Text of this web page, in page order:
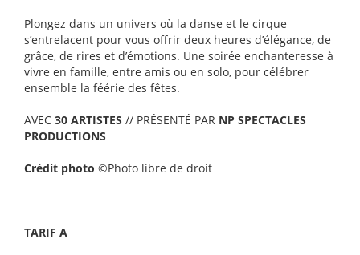
Plongez dans un univers où la danse et le cirque
s’entrelacent pour vous offrir deux heures d’élégance, de
grâce, de rires et d’émotions. Une soirée enchanteresse à
vivre en famille, entre amis ou en solo, pour célébrer
ensemble la féérie des fêtes.
AVEC 30 ARTISTES // PRÉSENTÉ PAR NP SPECTACLES
PRODUCTIONS
Crédit photo ©Photo libre de droit
TARIF A